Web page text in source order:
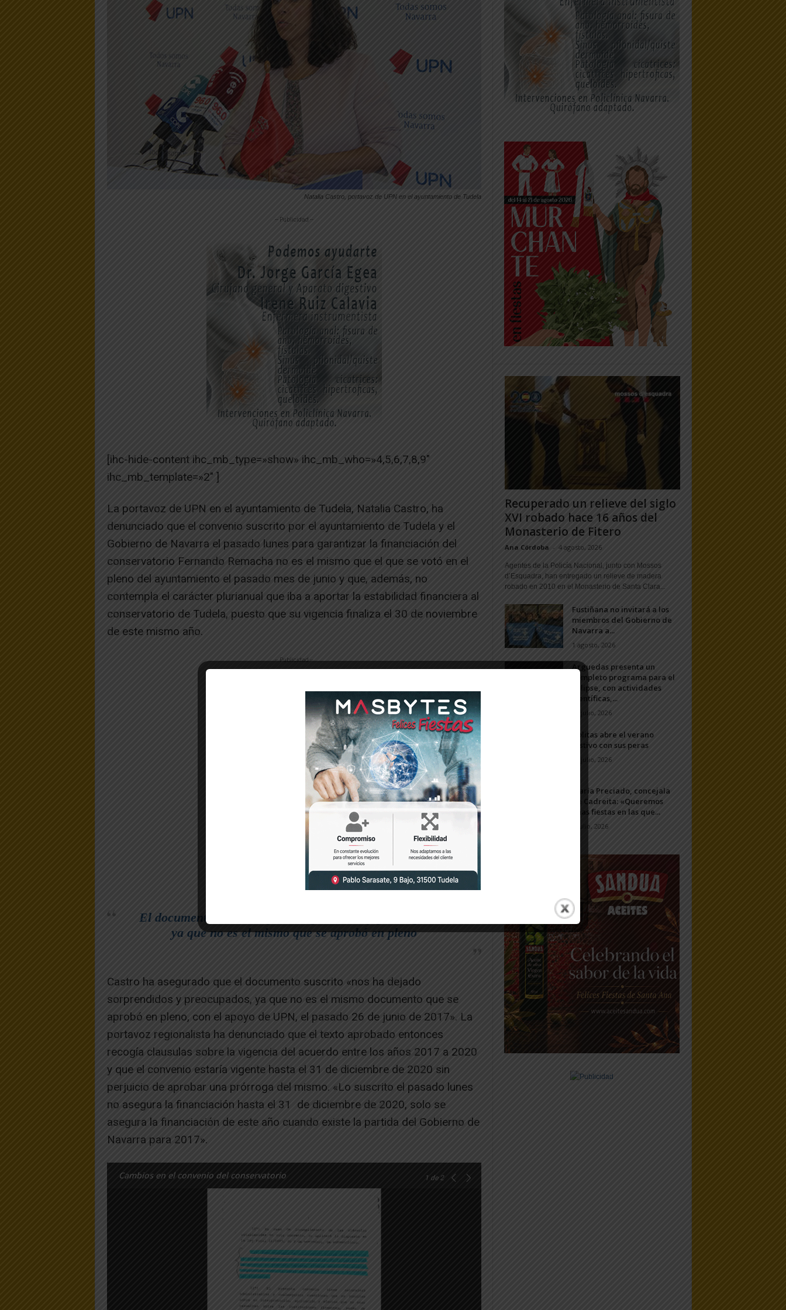
Natalia Castro, portavoz de UPN en el ayuntamiento de Tudela
-- Publicidad --
[ihc-hide-content ihc_mb_type=»show» ihc_mb_who=»4,5,6,7,8,9″
ihc_mb_template=»2″ ]
La portavoz de UPN en el ayuntamiento de Tudela, Natalia Castro, ha
denunciado que el convenio suscrito por el ayuntamiento de Tudela y el
Gobierno de Navarra el pasado lunes para garantizar la financiación del
conservatorio Fernando Remacha no es el mismo que el que se votó en el
pleno del ayuntamiento el pasado mes de junio y que, además, no
contempla el carácter plurianual que iba a aportar la estabilidad financiera al
conservatorio de Tudela, puesto que su vigencia finaliza el 30 de noviembre
de este mismo año.
-- Publicidad --
El documento nos ha dejado sorprendidos y preocupados,
ya que no es el mismo que se aprobó en pleno
Castro ha asegurado que el documento suscrito «nos ha dejado
sorprendidos y preocupados, ya que no es el mismo documento que se
aprobó en pleno, con el apoyo de UPN, el pasado 26 de junio de 2017». La
portavoz regionalista ha denunciado que el texto aprobado entonces
recogía clausulas sobre la vigencia del acuerdo entre los años 2017 a 2020
y que el convenio estaría vigente hasta el 31 de diciembre de 2020 sin
perjuicio de aprobar una prórroga del mismo. «Lo suscrito el pasado lunes
no asegura la financiación hasta el 31 de diciembre de 2020, solo se
asegura la financiación de este año cuando existe la partida del Gobierno de
Navarra para 2017».
Cambios en el convenio del conservatorio 1 de 2
Recuperado un relieve del siglo
XVI robado hace 16 años del
Monasterio de Fitero
Ana Córdoba - 4 agosto, 2026
Agentes de la Policía Nacional, junto con Mossos
d’Esquadra, han entregado un relieve de madera
robado en 2010 en el Monasterio de Santa Clara...
Fustiñana no invitará a los
miembros del Gobierno de
Navarra a...
1 agosto, 2026
Arguedas presenta un
completo programa para el
eclipse, con actividades
científicas,...
20 julio, 2026
Ablitas abre el verano
festivo con sus peras
11 julio, 2026
María Preciado, concejala
de Cadreita: «Queremos
unas fiestas en las que...
7 julio, 2026